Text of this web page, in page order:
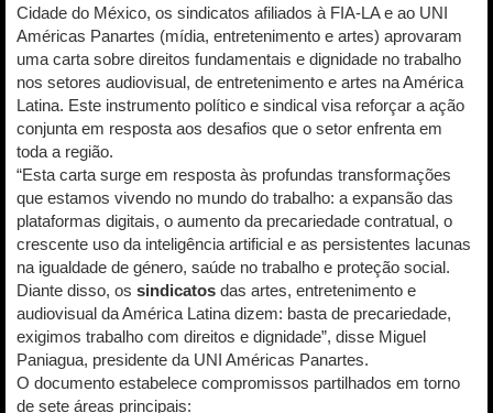
Cidade do México, os sindicatos afiliados à FIA-LA e ao UNI
Américas Panartes (mídia, entretenimento e artes) aprovaram
uma carta sobre direitos fundamentais e dignidade no trabalho
nos setores audiovisual, de entretenimento e artes na América
Latina. Este instrumento político e sindical visa reforçar a ação
conjunta em resposta aos desafios que o setor enfrenta em
toda a região.
“Esta carta surge em resposta às profundas transformações
que estamos vivendo no mundo do trabalho: a expansão das
plataformas digitais, o aumento da precariedade contratual, o
crescente uso da inteligência artificial e as persistentes lacunas
na igualdade de género, saúde no trabalho e proteção social.
Diante disso, os sindicatos das artes, entretenimento e
audiovisual da América Latina dizem: basta de precariedade,
exigimos trabalho com direitos e dignidade”, disse Miguel
Paniagua, presidente da UNI Américas Panartes.
O documento estabelece compromissos partilhados em torno
de sete áreas principais: